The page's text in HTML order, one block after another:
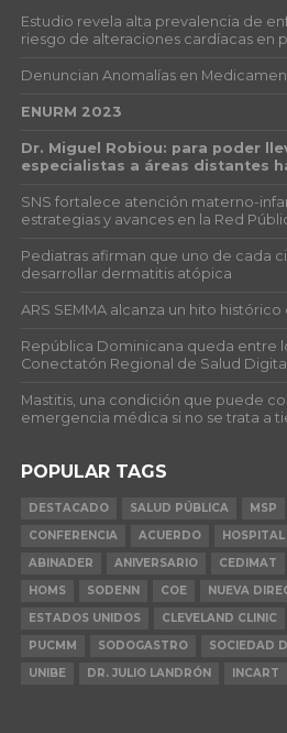
Estudio revela alta prevalencia de
riesgo de alteraciones cardíacas en
Denuncian Anomalías en
ENURM 2023
Dr. Miguel Robiou: para poder
especialistas a áreas distantes
SNS fortalece atención materno-
estrategias y avances en la Red
Pediatras afirman que uno de cada
desarrollar dermatitis atópica
ARS SEMMA alcanza un hito
República Dominicana queda entre
Conectatón Regional de Salud
Mastitis, una condición que puede
emergencia médica si no se trata a
POPULAR TAGS
DESTACADO SALUD PÚBLICA MSP
CONFERENCIA
ACUERDO
ABINADER
ANIVERSARIO CEDIMAT
HOMS
SODENN COE NUEVA
ESTADOS UNIDOS
CLEVELAND CLINIC
PUCMM
SODOGASTRO SOCIEDAD
UNIBE
DR. JULIO LANDRÓN INCART